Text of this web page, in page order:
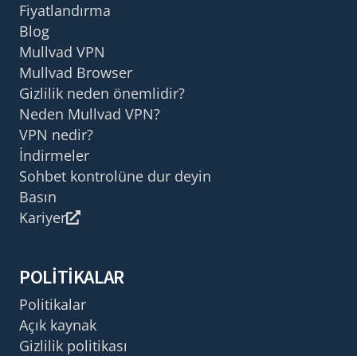
Fiyatlandırma
Blog
Mullvad VPN
Mullvad Browser
Gizlilik neden önemlidir?
Neden Mullvad VPN?
VPN nedir?
İndirmeler
Sohbet kontrolüne dur deyin
Basın
Kariyer
POLITIKALAR
Politikalar
Açık kaynak
Gizlilik politikası